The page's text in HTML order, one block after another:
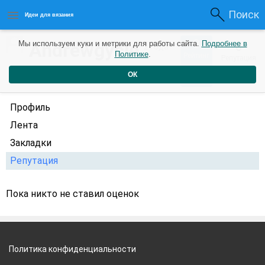
Идеи для вязания Поиск
Andrewgycle2 года 0 0
Профиль
Лента
Закладки
Репутация
Пока никто не ставил оценок
Мы используем куки и метрики для работы сайта. Подробнее в
Политике.
ОК
Политика конфиденциальности